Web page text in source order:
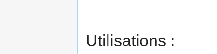
Utilisations :